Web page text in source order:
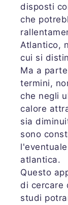
disposti
che
Atlantico,
cui si
Ma a
termini,
che negli
calore
sia
sono
atlantica.
Questo
di cercare
studi